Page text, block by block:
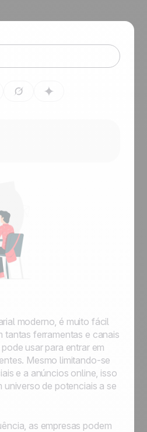
moderno, é muito fácil
tantas ferramentas e canais
usar para entrar em
Mesmo limitando-se
e a anúncios online, isso
universo de potenciais a se
as empresas podem